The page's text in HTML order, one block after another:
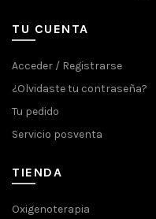
TU CUENTA
Acceder / Registrarse
¿Olvidaste tu contraseña?
Tu pedido
Servicio posventa
TIENDA
Oxigenoterapia